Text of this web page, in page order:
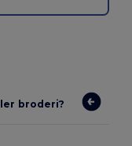
broderi?